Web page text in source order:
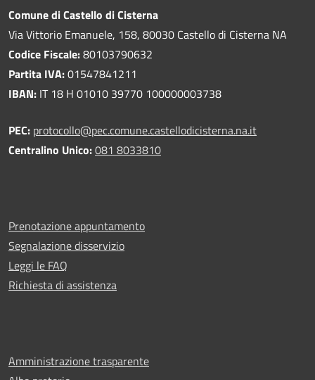
Comune di Castello di Cisterna
Via Vittorio Emanuele, 158, 80030 Castello di Cisterna NA
Codice Fiscale:80103790632
Partita IVA:01547841211
IBAN: IT 18 H 01010 39770 100000003738
PEC: protocollo@pec.comune.castellodicisterna.na.it
Centralino Unico:081 8033810
Prenotazione appuntamento
Segnalazione disservizio
Leggi le FAQ
Richiesta di assistenza
Amministrazione trasparente